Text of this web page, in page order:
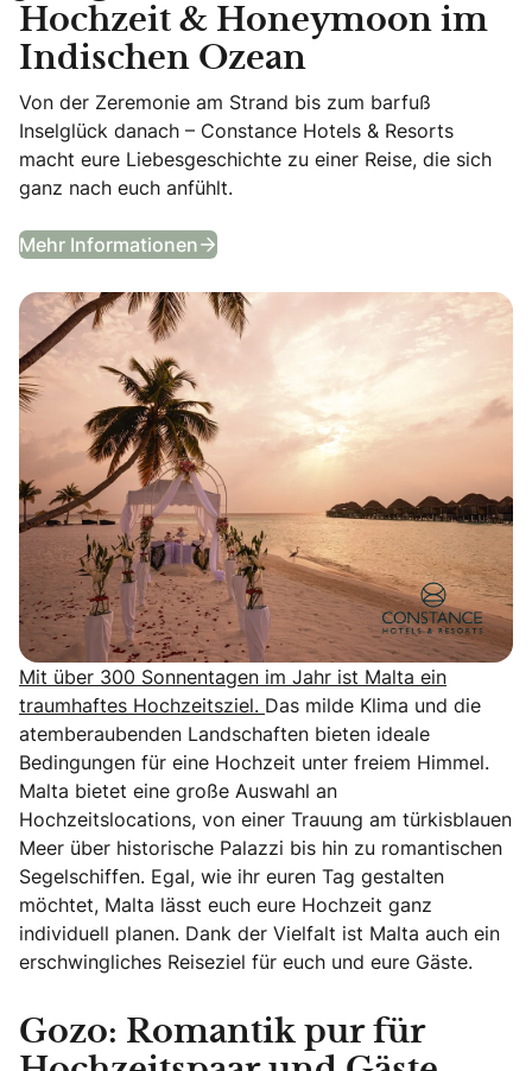
Hochzeit & Honeymoon im
Indischen Ozean
Von der Zeremonie am Strand bis zum barfuß
Inselglück danach – Constance Hotels & Resorts
macht eure Liebesgeschichte zu einer Reise, die sich
ganz nach euch anfühlt.
Mehr Informationen Ja sagen im Paradies – Hochzeit
Mit über 300 Sonnentagen im Jahr ist Malta ein
traumhaftes Hochzeitsziel. Das milde Klima und die
atemberaubenden Landschaften bieten ideale
Bedingungen für eine Hochzeit unter freiem Himmel.
Malta bietet eine große Auswahl an
Hochzeitslocations, von einer Trauung am türkisblauen
Meer über historische Palazzi bis hin zu romantischen
Segelschiffen. Egal, wie ihr euren Tag gestalten
möchtet, Malta lässt euch eure Hochzeit ganz
individuell planen. Dank der Vielfalt ist Malta auch ein
erschwingliches Reiseziel für euch und eure Gäste.
Gozo: Romantik pur für